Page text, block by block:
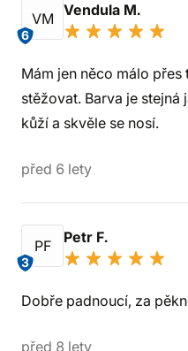
VM
6
Vendula M.
Mám jen něco málo přes
stěžovat. Barva je
kůží a skvěle se nosí.
před 6 lety
PF
3
Petr F.
Dobře padnoucí, za
před 8 lety